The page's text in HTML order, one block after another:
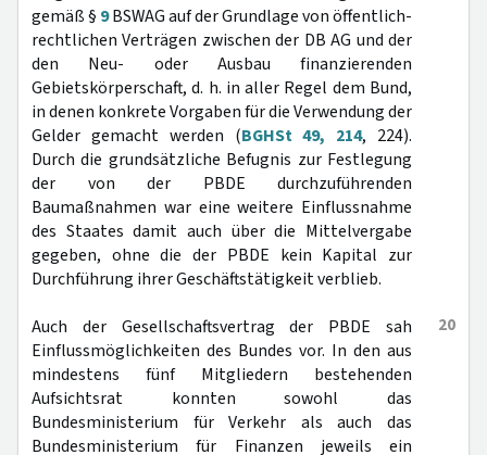
gemäß § 9BSWAG auf der Grundlage von öffentlich-
rechtlichen Verträgen zwischen der DB AG und der
den Neu- oder Ausbau finanzierenden
Gebietskörperschaft, d. h. in aller Regel dem Bund,
in denen konkrete Vorgaben für die Verwendung der
Gelder gemacht werden (BGHSt 49, 214, 224).
Durch die grundsätzliche Befugnis zur Festlegung
der von der PBDE durchzuführenden
Baumaßnahmen war eine weitere Einflussnahme
des Staates damit auch über die Mittelvergabe
gegeben, ohne die der PBDE kein Kapital zur
Durchführung ihrer Geschäftstätigkeit verblieb.
20
Auch der Gesellschaftsvertrag der PBDE sah
Einflussmöglichkeiten des Bundes vor. In den aus
mindestens fünf Mitgliedern bestehenden
Aufsichtsrat konnten sowohl das
Bundesministerium für Verkehr als auch das
Bundesministerium für Finanzen jeweils ein